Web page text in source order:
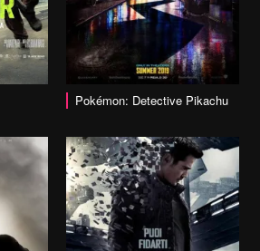
Pokémon: Detective Pikachu